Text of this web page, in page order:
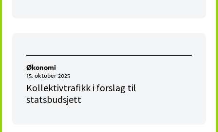
Økonomi
15. oktober 2025
Kollektivtrafikk i forslag til
statsbudsjett